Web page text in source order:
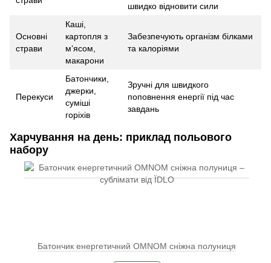
швидко відновити сили
Основні
страви
Каші,
картопля з
мʼясом,
макарони
Забезпечують організм білками
та калоріями
Перекуси
Батончики,
джерки,
суміші
горіхів
Зручні для швидкого
поповнення енергії під час
завдань
Харчування на день: приклад польового
набору
Батончик енергетичний OMNOM сніжна полуниця